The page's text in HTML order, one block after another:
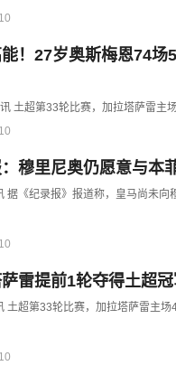
！27岁奥斯梅恩74
土超第33轮比赛，加拉塔萨雷主
穆里尼奥仍愿意与本
据《纪录报》报道称，皇马尚未
雷提前1轮夺得土超
土超第33轮比赛，加拉塔萨雷主